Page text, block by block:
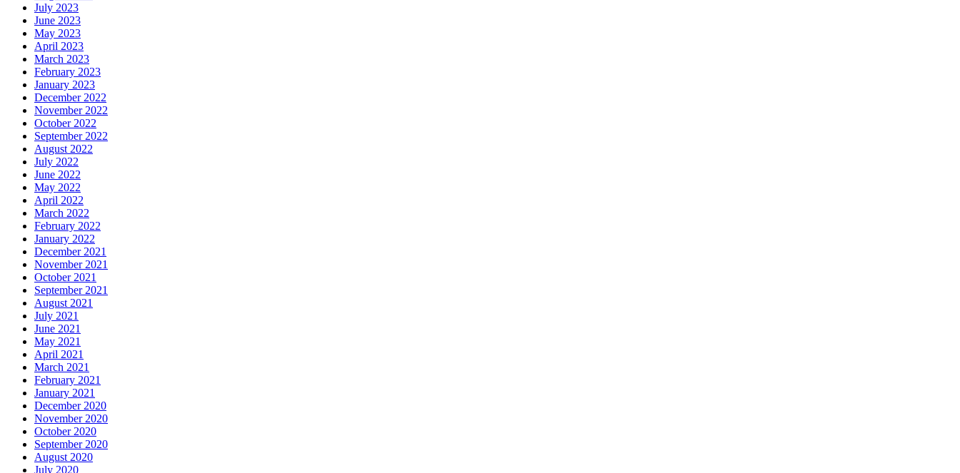
July 2023
June 2023
May 2023
April 2023
March 2023
February 2023
January 2023
December 2022
November 2022
October 2022
September 2022
August 2022
July 2022
June 2022
May 2022
April 2022
March 2022
February 2022
January 2022
December 2021
November 2021
October 2021
September 2021
August 2021
July 2021
June 2021
May 2021
April 2021
March 2021
February 2021
January 2021
December 2020
November 2020
October 2020
September 2020
August 2020
July 2020